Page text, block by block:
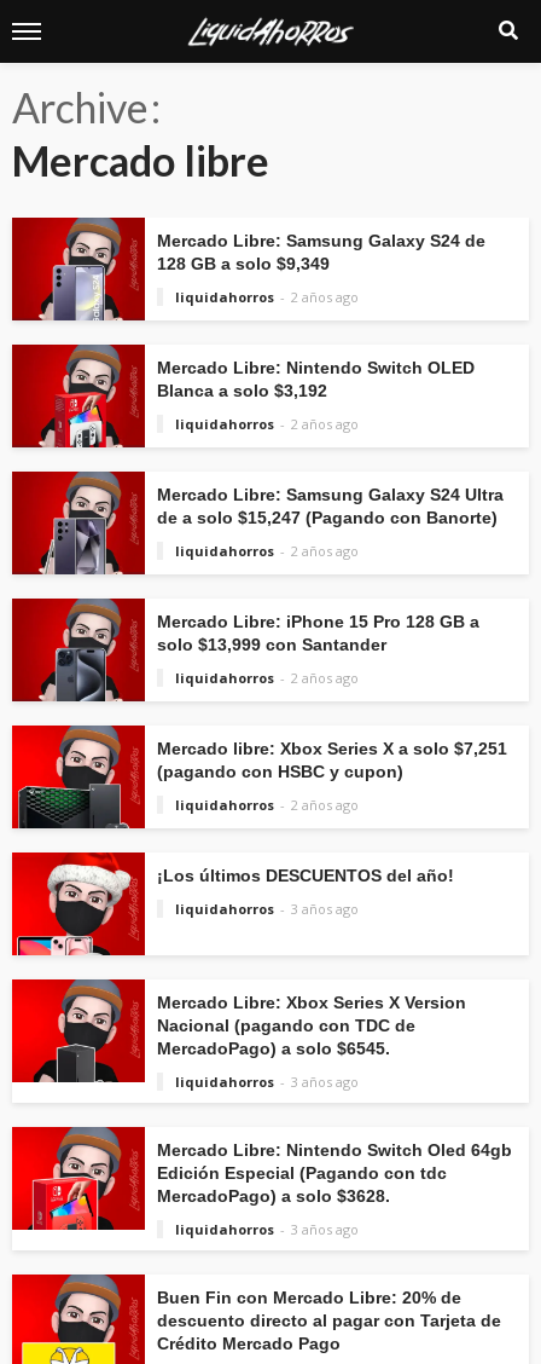
Archive
Mercado libre
Mercado Libre: Samsung Galaxy S24 de
128 GB a solo $9,349
liquidahorros
2 años ago
Mercado Libre: Nintendo Switch OLED
Blanca a solo $3,192
liquidahorros
2 años ago
Mercado Libre: Samsung Galaxy S24 Ultra
de a solo $15,247 (Pagando con Banorte)
liquidahorros
2 años ago
Mercado Libre: iPhone 15 Pro 128 GB a
solo $13,999 con Santander
liquidahorros
2 años ago
Mercado libre: Xbox Series X a solo $7,251
(pagando con HSBC y cupon)
liquidahorros
2 años ago
¡Los últimos DESCUENTOS del año!
liquidahorros
3 años ago
Mercado Libre: Xbox Series X Version
Nacional (pagando con TDC de
MercadoPago) a solo $6545.
liquidahorros
3 años ago
Mercado Libre: Nintendo Switch Oled 64gb
Edición Especial (Pagando con tdc
MercadoPago) a solo $3628.
liquidahorros
3 años ago
Buen Fin con Mercado Libre: 20% de
descuento directo al pagar con Tarjeta de
Crédito Mercado Pago